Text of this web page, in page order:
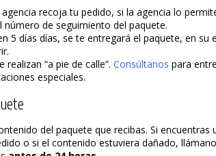
recoja tu pedido, si la agencia lo
número de seguimiento del paquete.
5 días días, se te entregará el paquete, en su
realizan “a pie de calle”.Consúltanos para
especiales.
del paquete que recibas. Si encuentras
o si el contenido estuviera dañado,